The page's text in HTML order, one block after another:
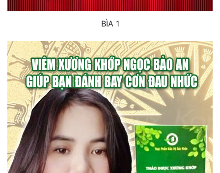
BÌA 1